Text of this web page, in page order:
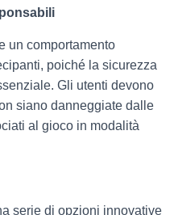
un comportamento
poiché la sicurezza
Gli utenti devono
siano danneggiate dalle
al gioco in modalità
serie di opzioni innovative